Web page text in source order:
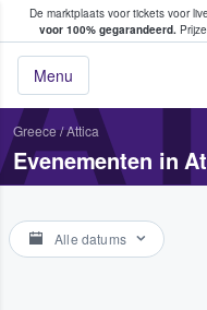
De marktplaats voor tickets voor
voor 100% gegarandeerd.
Menu
tickets kopen
Greece/Attica
Evenementen in
Alle datums